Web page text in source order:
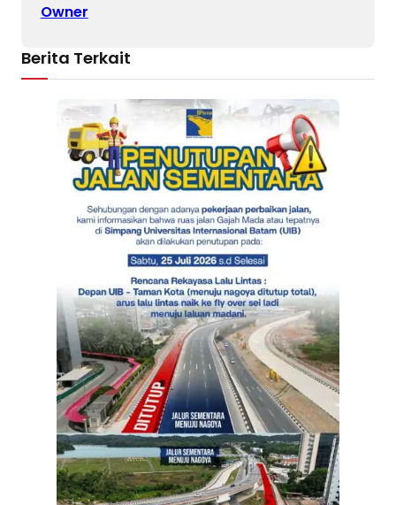
Owner
Berita Terkait